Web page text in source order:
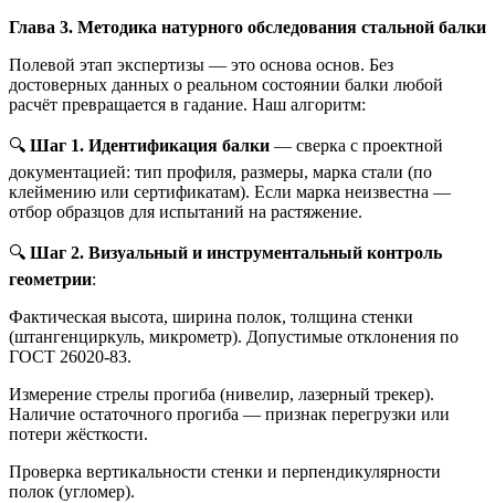
Глава 3. Методика натурного обследования стальной балки
Полевой этап экспертизы — это основа основ. Без
достоверных данных о реальном состоянии балки любой
расчёт превращается в гадание. Наш алгоритм:
🔍 Шаг 1. Идентификация балки — сверка с проектной
документацией: тип профиля, размеры, марка стали (по
клеймению или сертификатам). Если марка неизвестна —
отбор образцов для испытаний на растяжение.
🔍 Шаг 2. Визуальный и инструментальный контроль
геометрии:
Фактическая высота, ширина полок, толщина стенки
(штангенциркуль, микрометр). Допустимые отклонения по
ГОСТ 26020-83.
Измерение стрелы прогиба (нивелир, лазерный трекер).
Наличие остаточного прогиба — признак перегрузки или
потери жёсткости.
Проверка вертикальности стенки и перпендикулярности
полок (угломер).